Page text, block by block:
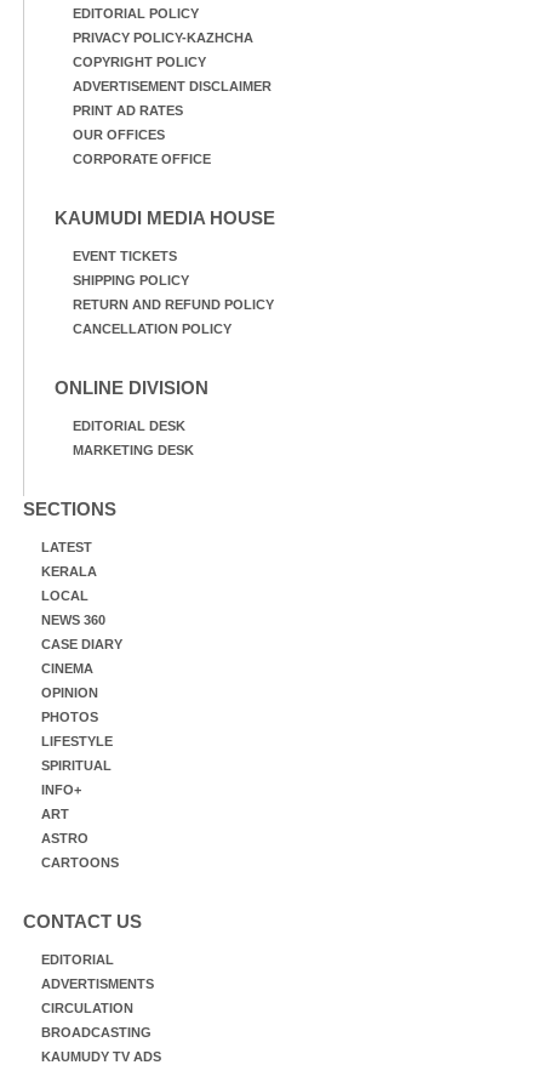
EDITORIAL POLICY
PRIVACY POLICY-KAZHCHA
COPYRIGHT POLICY
ADVERTISEMENT DISCLAIMER
PRINT AD RATES
OUR OFFICES
CORPORATE OFFICE
KAUMUDI MEDIA HOUSE
EVENT TICKETS
SHIPPING POLICY
RETURN AND REFUND POLICY
CANCELLATION POLICY
ONLINE DIVISION
EDITORIAL DESK
MARKETING DESK
SECTIONS
LATEST
KERALA
LOCAL
NEWS 360
CASE DIARY
CINEMA
OPINION
PHOTOS
LIFESTYLE
SPIRITUAL
INFO+
ART
ASTRO
CARTOONS
CONTACT US
EDITORIAL
ADVERTISMENTS
CIRCULATION
BROADCASTING
KAUMUDY TV ADS